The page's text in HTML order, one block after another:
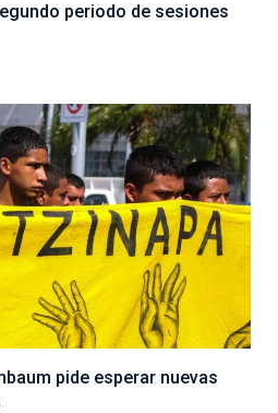
periodo de sesiones
pide esperar nuevas